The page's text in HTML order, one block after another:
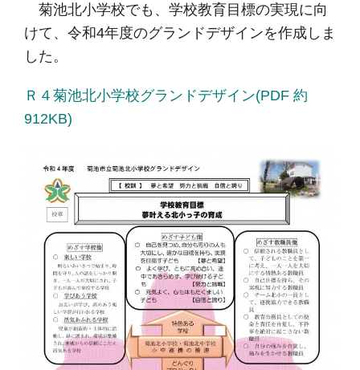
菊池北小学校でも、学校教育目標の実現に向
けて、令和4年度のグランドデザインを作成しま
した。
Ｒ４菊池北小学校グランドデザイン(PDF 約
912KB)